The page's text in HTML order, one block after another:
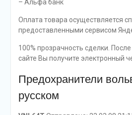
– Альфа банк
Оплата товара осуществляется
предоставленными сервисом
100% прозрачность сделки.
сайте Вы получите электронный
Предохранители
русском